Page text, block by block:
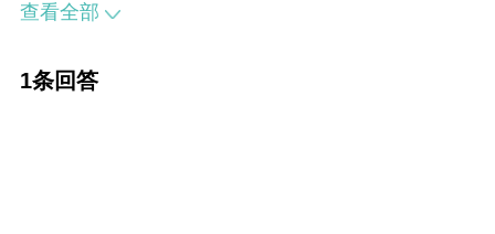
边一下。
查看全部
1条回答